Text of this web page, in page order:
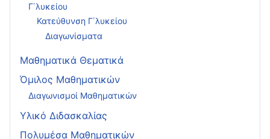
Γ΄λυκείου
Κατεύθυνση Γ΄λυκείου
Διαγωνίσματα
Μαθηματικά Θεματικά
Όμιλος Μαθηματικών
Διαγωνισμοί Μαθηματικών
Υλικό Διδασκαλίας
Πολυμέσα Μαθηματικών